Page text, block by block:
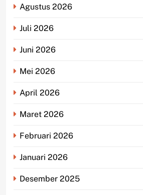
Agustus 2026
Juli 2026
Juni 2026
Mei 2026
April 2026
Maret 2026
Februari 2026
Januari 2026
Desember 2025